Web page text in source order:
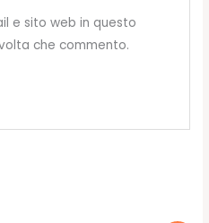
e sito web in questo
che commento.